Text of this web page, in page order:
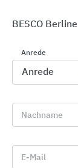
Vielfältige
BESCO
Anrede
Nachname
E-Mail